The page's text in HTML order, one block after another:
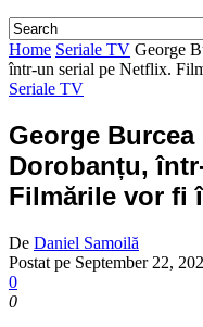
Home Seriale TV George
într-un serial pe Netflix.
Seriale TV
George
Dorobanțu,
Filmările vor fi
De Daniel Samoilă
Postat pe September 22,
0
0